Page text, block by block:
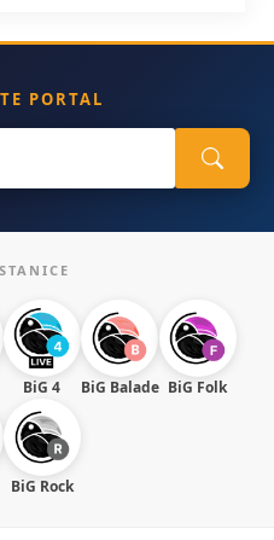
PORTAL
BiG 4 BiG Balade BiG Folk
BiG Rock